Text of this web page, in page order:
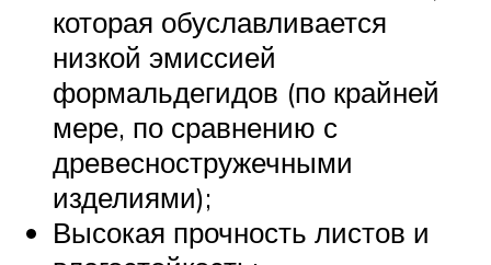
которая обуславливается
низкой эмиссией
формальдегидов (по крайней
мере, по сравнению с
древесностружечными
изделиями);
Высокая прочность листов и